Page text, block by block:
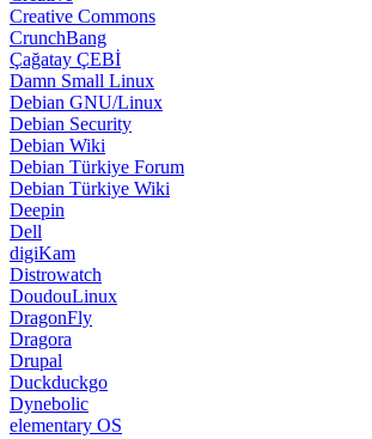
Creative Commons
CrunchBang
Çağatay ÇEBİ
Damn Small Linux
Debian GNU/Linux
Debian Security
Debian Wiki
Debian Türkiye Forum
Debian Türkiye Wiki
Deepin
Dell
digiKam
Distrowatch
DoudouLinux
DragonFly
Dragora
Drupal
Duckduckgo
Dynebolic
elementary OS